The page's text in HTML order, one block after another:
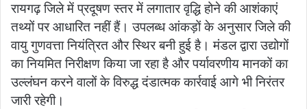
रायगढ़ जिले में प्रदूषण स्तर में लगातार वृद्धि होने की आशंकाएं
तथ्यों पर आधारित नहीं हैं। उपलब्ध आंकड़ों के अनुसार जिले की
वायु गुणवत्ता नियंत्रित और स्थिर बनी हुई है। मंडल द्वारा उद्योगों
का नियमित निरीक्षण किया जा रहा है और पर्यावरणीय मानकों का
उल्लंघन करने वालों के विरुद्ध दंडात्मक कार्रवाई आगे भी निरंतर
जारी रहेगी।